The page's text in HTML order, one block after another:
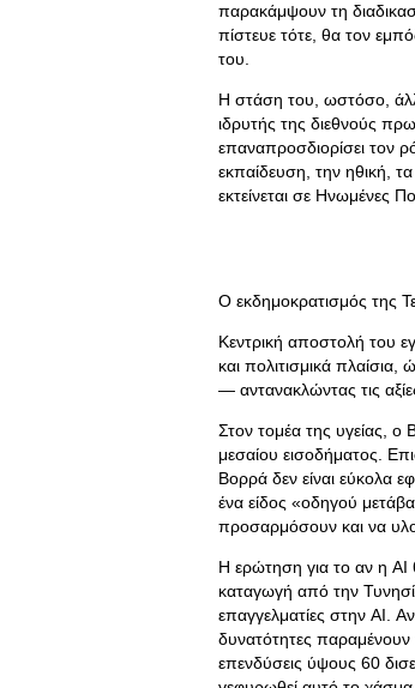
παρακάμψουν τη
πίστευε τότε, θα τον
του.
Η στάση του, ωστόσο,
ιδρυτής της διεθνούς
επαναπροσδιορίσει τον
εκπαίδευση, την ηθική,
εκτείνεται σε Ηνωμένες
Ο εκδημοκρατισμός της
Κεντρική αποστολή του
και πολιτισμικά
— αντανακλώντας τις
Στον τομέα της υγείας, ο
μεσαίου εισοδήματος.
Βορρά δεν είναι εύκολα
ένα είδος «οδηγού
προσαρμόσουν και να
Η ερώτηση για το αν η AI
καταγωγή από την
επαγγελματίες στην AI.
δυνατότητες παραμένουν
επενδύσεις ύψους 60